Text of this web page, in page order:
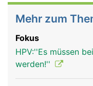
Mehr zum
Fokus
HPV:''Es müssen
werden!''